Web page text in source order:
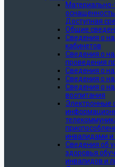
Материально-
оснащённость
Доступная
Общие
Сведения о
кабинетов
Сведения о
проведения
Сведения о
Сведения о
Сведения о
воспитания
Электронные
инвалидами
Сведения об
здоровья
инвалидов и